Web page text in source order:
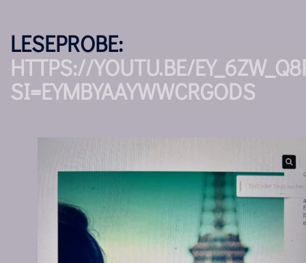
LESEPROBE:
HTTPS://YOUTU.BE/
SI=EYMBYAAYWWCRGODS